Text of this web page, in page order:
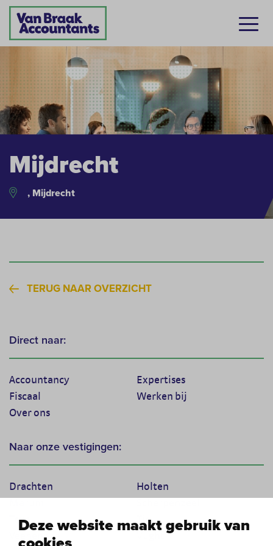
Deze website maakt gebruik van
Mijdrecht
, Mijdrecht
TERUG NAAR OVERZICHT
Direct naar:
Accountancy
Expertises
Fiscaal
Werken bij
Over ons
Naar onze vestigingen:
Drachten
Holten
Texel
Tiel
Veenendaal